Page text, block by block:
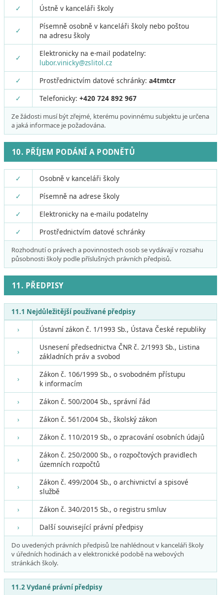
✓
Ústně v kanceláři školy
✓
Písemně osobně v kanceláři školy nebo poštou
na adresu školy
✓
Elektronicky na e-mail podatelny:
lubor.vinicky@zslitol.cz
✓
Prostřednictvím datové schránky: a4tmtcr
✓
Telefonicky: +420 724 892 967
Ze žádosti musí být zřejmé, kterému povinnému subjektu je určena
a jaká informace je požadována.
10. PŘÍJEM PODÁNÍ A PODNĚTŮ
✓
Osobně v kanceláři školy
✓
Písemně na adrese školy
✓
Elektronicky na e-mailu podatelny
✓
Prostřednictvím datové schránky
Rozhodnutí o právech a povinnostech osob se vydávají v rozsahu
působnosti školy podle příslušných právních předpisů.
11. PŘEDPISY
11.1 Nejdůležitější používané předpisy
› Ústavní zákon č. 1/1993 Sb., Ústava České republiky
›
Usnesení předsednictva ČNR č. 2/1993 Sb., Listina
základních práv a svobod
›
Zákon č. 106/1999 Sb., o svobodném přístupu
k informacím
›
Zákon č. 500/2004 Sb., správní řád
›
Zákon č. 561/2004 Sb., školský zákon
›
Zákon č. 110/2019 Sb., o zpracování osobních údajů
›
Zákon č. 250/2000 Sb., o rozpočtových pravidlech
územních rozpočtů
›
Zákon č. 499/2004 Sb., o archivnictví a spisové
službě
›
Zákon č. 340/2015 Sb., o registru smluv
›
Další související právní předpisy
Do uvedených právních předpisů lze nahlédnout v kanceláři školy
v úředních hodinách a v elektronické podobě na webových
stránkách školy.
11.2 Vydané právní předpisy